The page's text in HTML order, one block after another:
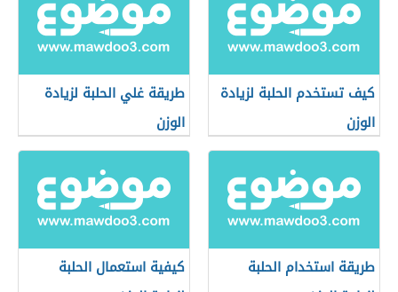
كيف تستخدم الحلبة لزيادة
الوزن
طريقة غلي الحلبة لزيادة
الوزن
طريقة استخدام الحلبة
كيفية استعمال الحلبة